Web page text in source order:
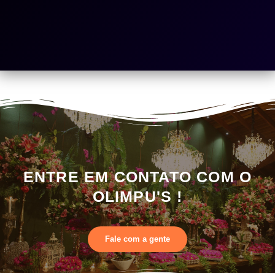
ENTRE EM CONTATO COM O
OLIMPU'S !
Fale com a gente